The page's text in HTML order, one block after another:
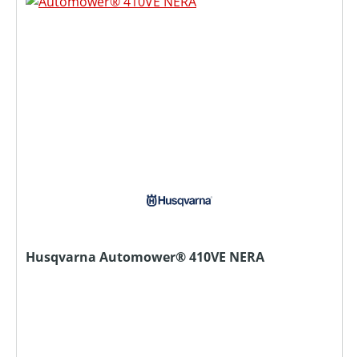
Husqvarna Automower® 410VE NERA